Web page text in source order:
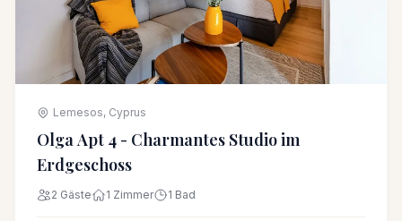
Lemesos, Cyprus
Olga Apt 4 - Charmantes Studio im
Erdgeschoss
2 Gäste 1 Zimmer 1 Bad